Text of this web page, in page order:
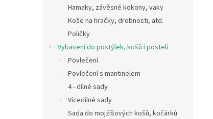
Hamaky, závěsné kokony, vaky
Koše na hračky, drobnosti, atd.
Poličky
Vybavení do postýlek, košů i postelí
Povlečení
Povlečení s mantinelem
4 - dílné sady
Vícedílné sady
Sada do mojžíšových košů, kočárků